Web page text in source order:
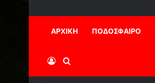
ΑΡΧΙΚΗ ΠΟΔΟΣΦΑΙΡΟ
Log InΑναζήτηση